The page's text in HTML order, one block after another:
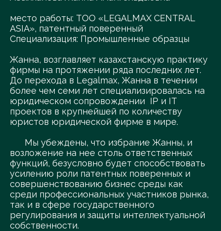
место работы: ТОО «LEGALMAX CENTRAL
ASIA», патентный поверенный
Специализация: Промышленные образцы
Жанна, возглавляет казахстанскую практику
фирмы на протяжении ряда последних лет.
До перехода в Legalmax, Жанна в течении
более чем семи лет специализировалась на
юридическом сопровождении IP и IT
проектов в крупнейшей по количеству
юристов юридической фирме в мире.
Мы убеждены, что избрание Жанны, и
возложение на нее столь ответственных
функций, безусловно будет способствовать
усилению роли патентных поверенных и
совершенствованию бизнес среды как
среди профессиональных участников рынка,
так и в сфере государственного
регулирования и защиты интеллектуальной
собственности.